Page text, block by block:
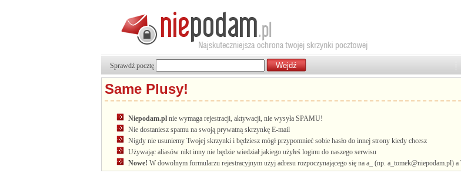
Sprawdź pocztę
Same Plusy!
Niepodam.pl nie wymaga rejestracji, aktywacji, nie wysyła SPAMU!
Nie dostaniesz spamu na swoją prywatną skrzynkę E-mail
Nigdy nie usuniemy Twojej skrzynki i będziesz mógł przypomnieć sobie hasło do innej strony kiedy chcesz
Używając aliasów nikt inny nie będzie wiedział jakiego użyłeś loginu do naszego serwisu
Nowe! W dowolnym formularzu rejestracyjnym użyj adresu rozpoczynającego się na a_ (np. a_tomek@niepodam.pl)